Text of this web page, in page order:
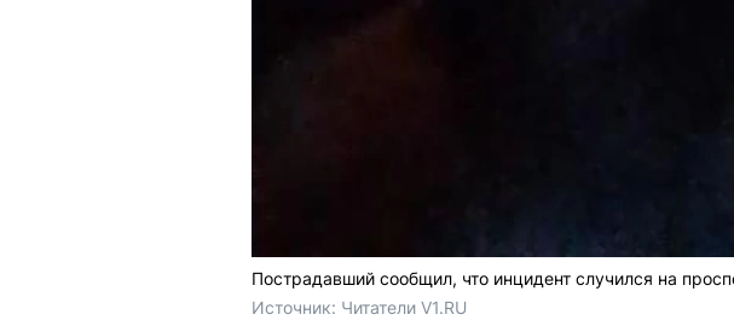
Пострадавший сообщил, что инцидент случился на
Источник: Читатели V1.RU